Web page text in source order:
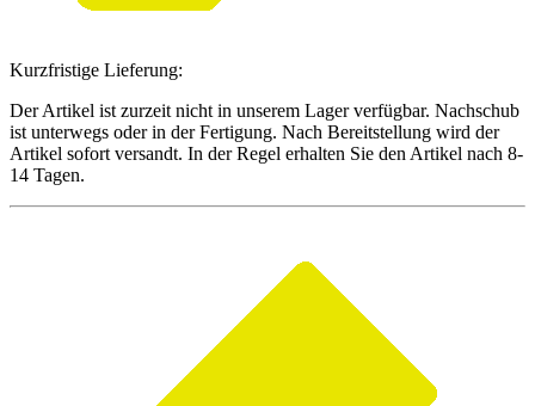
Kurzfristige Lieferung:
Der Artikel ist zurzeit nicht in unserem Lager verfügbar. Nachschub
ist unterwegs oder in der Fertigung. Nach Bereitstellung wird der
Artikel sofort versandt. In der Regel erhalten Sie den Artikel nach 8-
14 Tagen.